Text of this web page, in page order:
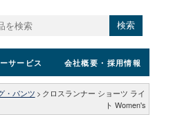
検索
サービス 会社概要 ・採用情報
・パンツ > クロスランナー ショーツ ライ
ト Women's